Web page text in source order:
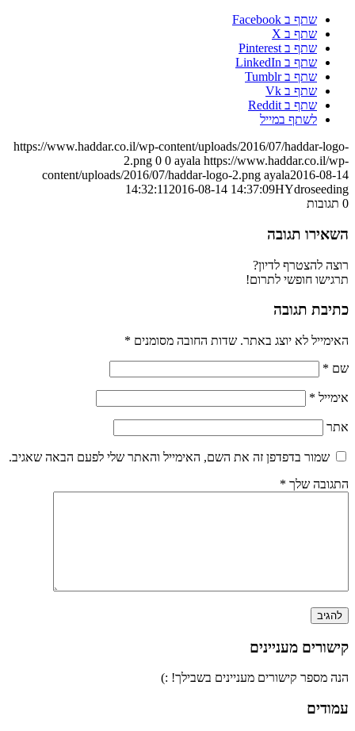
שתף ב Facebook
שתף ב X
שתף ב Pinterest
שתף ב LinkedIn
שתף ב Tumblr
שתף ב Vk
שתף ב Reddit
לשתף במייל
https://www.haddar.co.il/wp-content/uploads/2016/07/haddar-logo-
2.png 0 0 ayala https://www.haddar.co.il/wp-
content/uploads/2016/07/haddar-logo-2.png ayala2016-08-14
14:32:11 2016-08-14 14:37:09HYdroseeding
0 תגובות
השאירו תגובה
רוצה להצטרף לדיון?
תרגישו חופשי לתרום!
כתיבת תגובה
האימייל לא יוצג באתר. שדות החובה מסומנים *
שם *
אימייל *
אתר
שמור בדפדפן זה את השם, האימייל והאתר שלי לפעם הבאה שאגיב.
התגובה שלך *
קישורים מעניינים
הנה מספר קישורים מעניינים בשבילך! :)
עמודים